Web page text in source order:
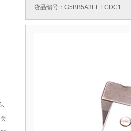
货品编号：G5BB5A3EEECDC1